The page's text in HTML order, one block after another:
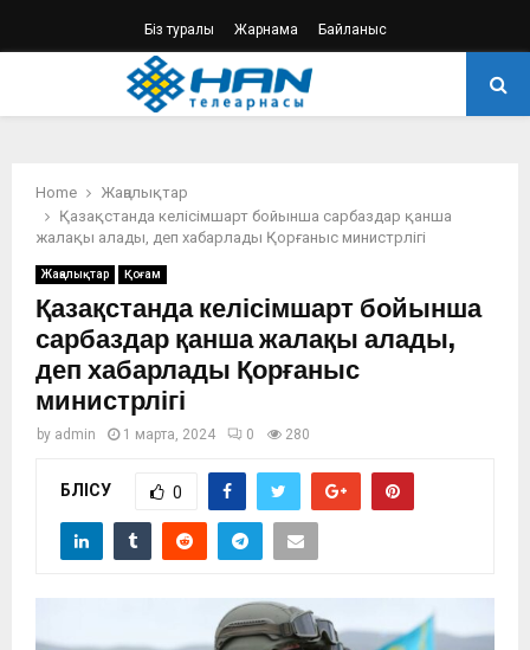
Біз туралы Жарнама Байланыс
PRIMARY
Home
Жаңалықтар
Қазақстанда келісімшарт бойынша сарбаздар қанша
жалақы алады, деп хабарлады Қорғаныс министрлігі
Жаңалықтар Қоғам
Қазақстанда келісімшарт бойынша
сарбаздар қанша жалақы алады,
деп хабарлады Қорғаныс
министрлігі
by admin 1 марта, 2024 0 280
БӨЛІСУ 0